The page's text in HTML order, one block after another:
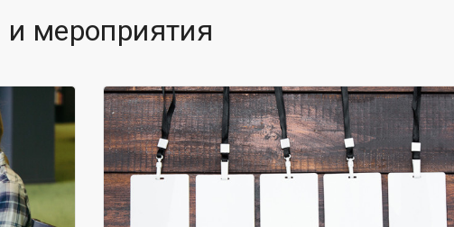
мероприятия